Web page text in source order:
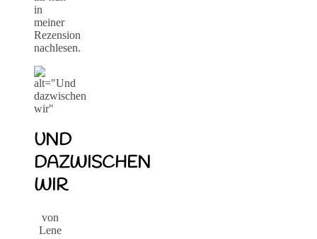
in
meiner
Rezension
nachlesen.
UND
DAZWISCHEN
WIR
von
Lene